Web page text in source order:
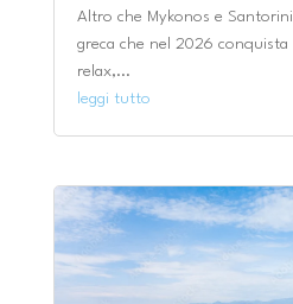
Altro che Mykonos e
greca che nel 2026
relax,...
leggi tutto